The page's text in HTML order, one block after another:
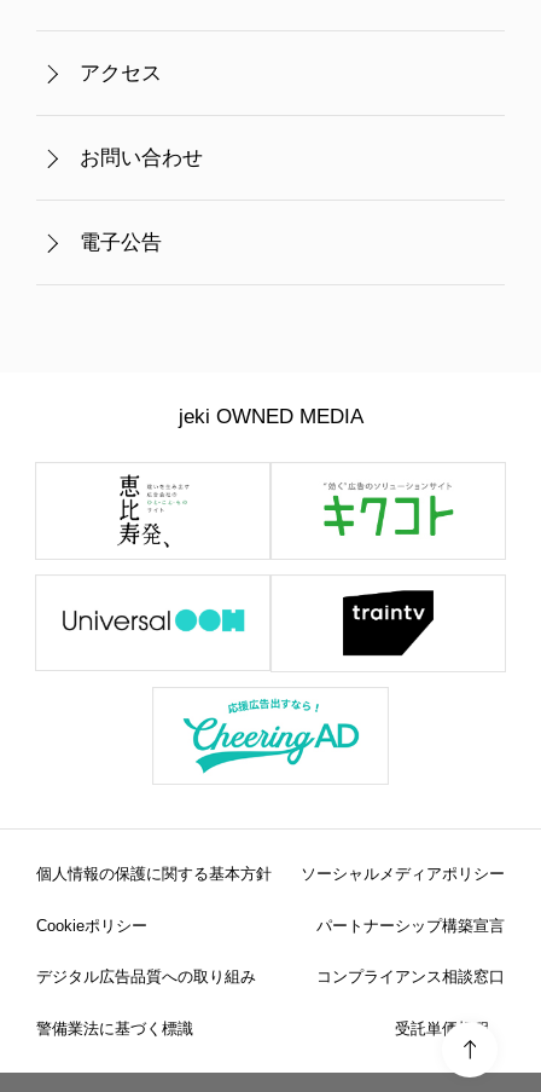
アクセス
お問い合わせ
電子公告
jeki OWNED MEDIA
個人情報の保護に関する基本方針 ソーシャルメディアポリシー
Cookieポリシー パートナーシップ構築宣言
デジタル広告品質への取り組み コンプライアンス相談窓口
警備業法に基づく標識 受託単価規程